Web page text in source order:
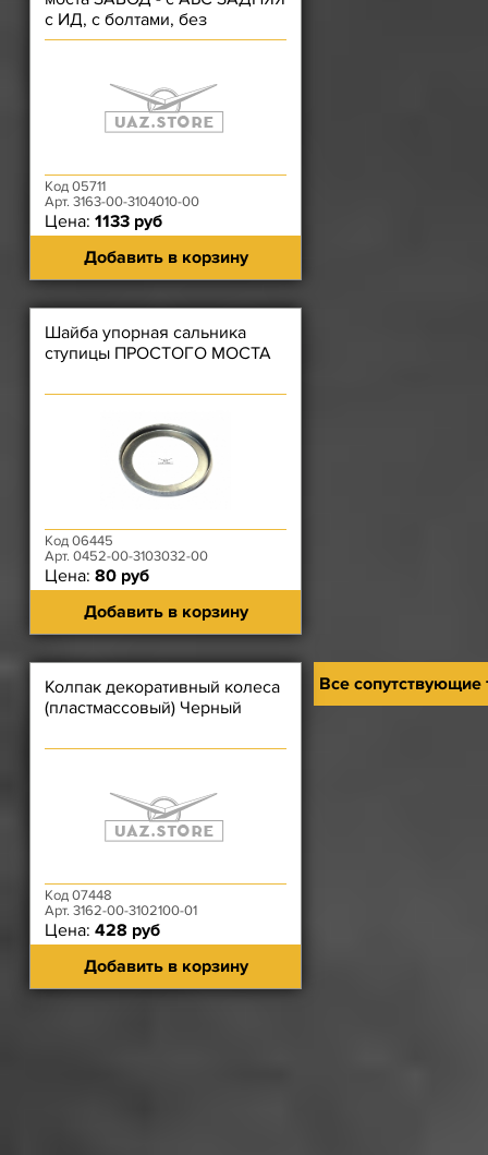
с ИД, с болтами, без
подшипников, с барабаном
Код 05711
Арт. 3163-00-3104010-00
Цена: 1133 руб
Добавить в корзину
Шайба упорная сальника
ступицы ПРОСТОГО МОСТА
Код 06445
Арт. 0452-00-3103032-00
Цена: 80 руб
Добавить в корзину
Колпак декоративный колеса
(пластмассовый) Черный
Код 07448
Арт. 3162-00-3102100-01
Цена: 428 руб
Добавить в корзину
Все сопутствующие